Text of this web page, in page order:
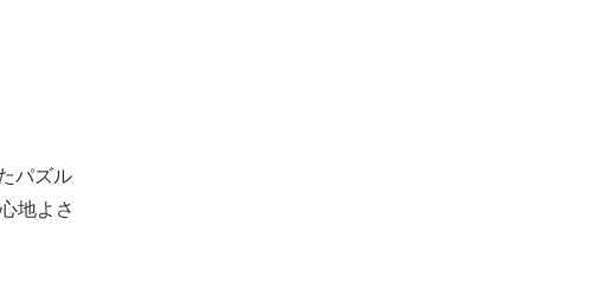
パズル
地よさ